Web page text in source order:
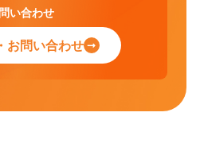
業を強化・ウェブサイトリニ
ーションブリッジ株式会
い合わせ
お問い合わせ